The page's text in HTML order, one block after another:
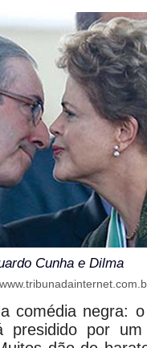
Cunha e Dilma
comédia negra:
presidido por um